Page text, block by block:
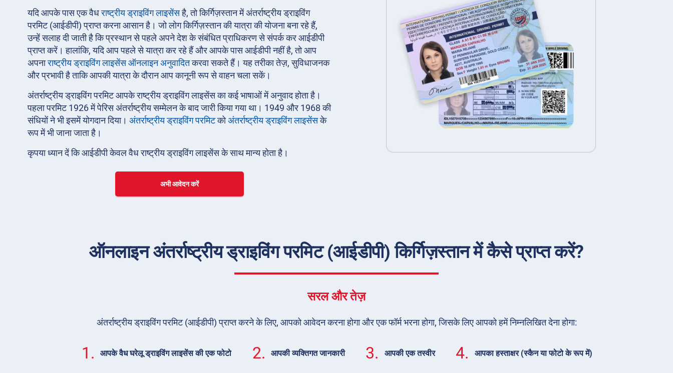
यदि आपके पास एक वैधराष्ट्रीय ड्राइविंग लाइसेंसहै, तो किर्गिज़स्तान में अंतर्राष्ट्रीय ड्राइविंग
परमिट (आईडीपी) प्राप्त करना आसान है। जो लोग किर्गिज़स्तान की यात्रा की योजना बना रहे हैं,
उन्हें सलाह दी जाती है कि प्रस्थान से पहले अपने देश के संबंधित प्राधिकरण से संपर्क कर आईडीपी
प्राप्त करें। हालांकि, यदि आप पहले से यात्रा कर रहे हैं और आपके पास आईडीपी नहीं है, तो आप
अपनाराष्ट्रीय ड्राइविंग लाइसेंस ऑनलाइन अनुवादितकरवा सकते हैं। यह तरीका तेज़, सुविधाजनक
और प्रभावी है ताकि आपकी यात्रा के दौरान आप कानूनी रूप से वाहन चला सकें।
अंतर्राष्ट्रीय ड्राइविंग परमिट आपके राष्ट्रीय ड्राइविंग लाइसेंस का कई भाषाओं में अनुवाद होता है।
पहला परमिट 1926 में पेरिस अंतर्राष्ट्रीय सम्मेलन के बाद जारी किया गया था। 1949 और 1968 की
संधियों ने भी इसमें योगदान दिया। अंतर्राष्ट्रीय ड्राइविंग परमिटकोअंतर्राष्ट्रीय ड्राइविंग लाइसेंसके
रूप में भी जाना जाता है।
कृपया ध्यान दें कि आईडीपी केवल वैध राष्ट्रीय ड्राइविंग लाइसेंस के साथ मान्य होता है।
अभी आवेदन करें
ऑनलाइन अंतर्राष्ट्रीय ड्राइविंग परमिट (आईडीपी) किर्गिज़स्तान में कैसे प्राप्त करें?
सरल और तेज़
अंतर्राष्ट्रीय ड्राइविंग परमिट (आईडीपी) प्राप्त करने के लिए, आपको आवेदन करना होगा और एक फॉर्म भरना होगा, जिसके लिए आपको हमें निम्नलिखित देना होगा:
1. आपके वैध घरेलू ड्राइविंग लाइसेंस की एक फोटो 2. आपकी व्यक्तिगत जानकारी 3. आपकी एक तस्वीर 4. आपका हस्ताक्षर (स्कैन या फोटो के रूप में)